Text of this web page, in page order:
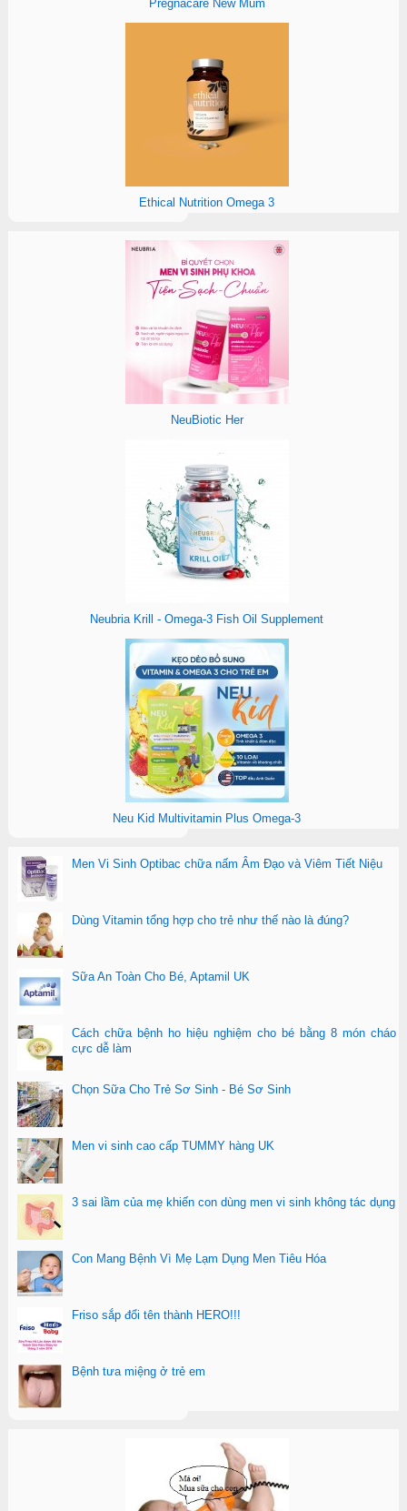
Pregnacare New Mum
Ethical Nutrition Omega 3
NeuBiotic Her
Neubria Krill - Omega-3 Fish Oil Supplement
Neu Kid Multivitamin Plus Omega-3
Men Vi Sinh Optibac chữa nấm Âm Đạo và Viêm Tiết Niệu
Dùng Vitamin tổng hợp cho trẻ như thế nào là đúng?
Sữa An Toàn Cho Bé, Aptamil UK
Cách chữa bệnh ho hiệu nghiệm cho bé bằng 8 món cháo
cực dễ làm
Chọn Sữa Cho Trẻ Sơ Sinh - Bé Sơ Sinh
Men vi sinh cao cấp TUMMY hàng UK
3 sai lầm của mẹ khiến con dùng men vi sinh không tác dụng
Con Mang Bệnh Vì Mẹ Lạm Dụng Men Tiêu Hóa
Friso sắp đổi tên thành HERO!!!
Bệnh tưa miệng ở trẻ em